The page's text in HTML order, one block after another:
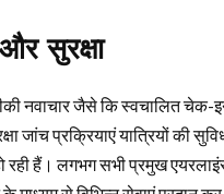
सुरक्षा
नवाचार जैसे कि स्वचालित चेक-
जांच प्रक्रियाएं यात्रियों की
रही हैं। लगभग सभी प्रमुख